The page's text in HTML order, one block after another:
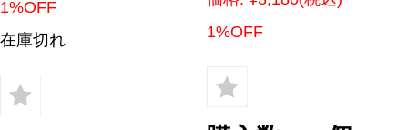
1%OFF
在庫切れ
1%OFF